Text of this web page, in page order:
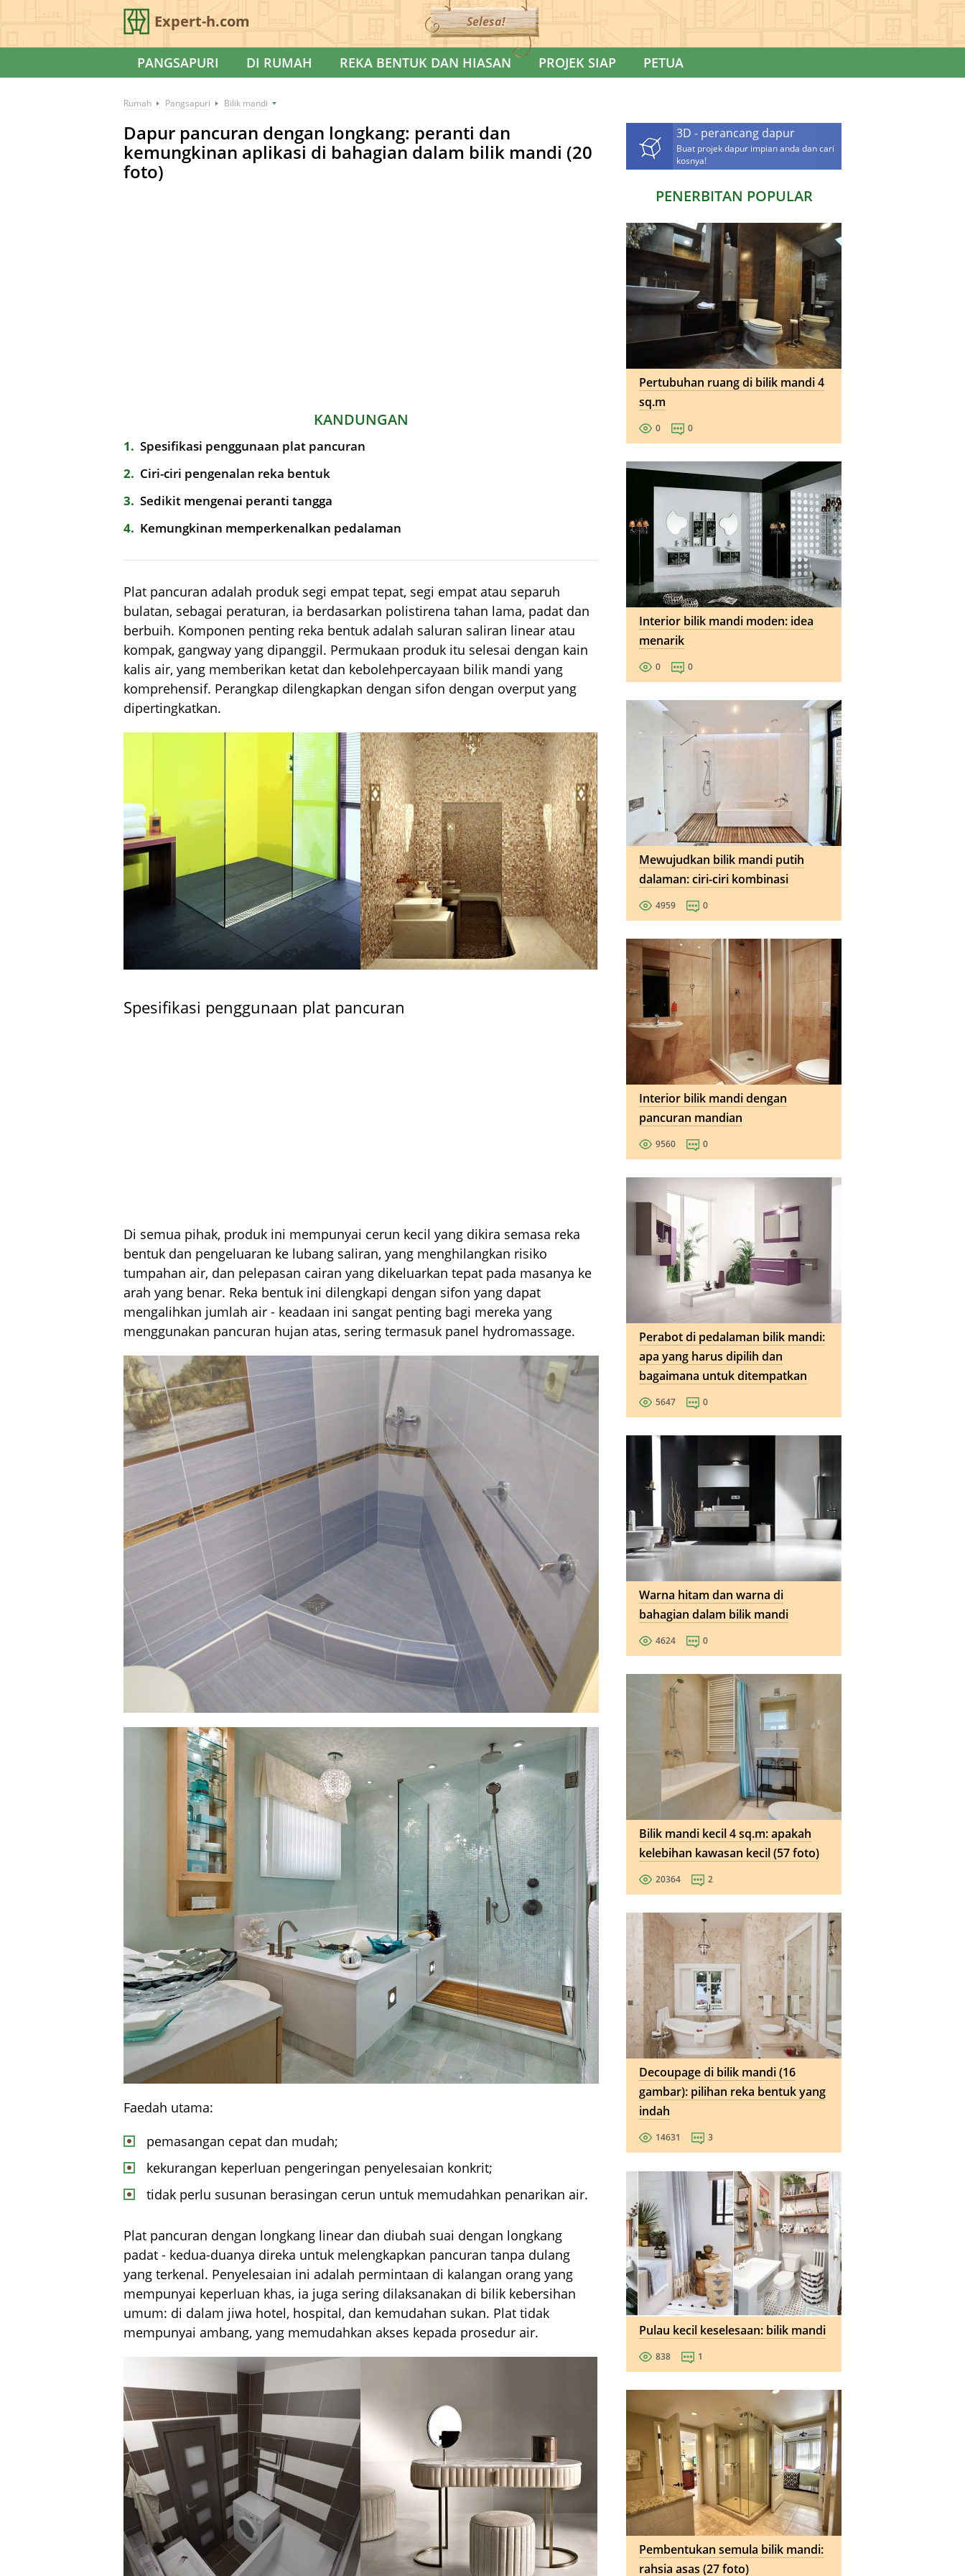
Expert-h.com Selesa!
PANGSAPURI DI RUMAH REKA BENTUK DAN HIASAN PROJEK SIAP PETUA
Rumah Pangsapuri Bilik mandi
Dapur pancuran dengan longkang: peranti dan
kemungkinan aplikasi di bahagian dalam bilik mandi (20
foto)
KANDUNGAN
1
Spesifikasi penggunaan plat pancuran
2
Ciri-ciri pengenalan reka bentuk
3
Sedikit mengenai peranti tangga
4
Kemungkinan memperkenalkan pedalaman
Plat pancuran adalah produk segi empat tepat, segi empat atau separuh
bulatan, sebagai peraturan, ia berdasarkan polistirena tahan lama, padat dan
berbuih. Komponen penting reka bentuk adalah saluran saliran linear atau
kompak, gangway yang dipanggil. Permukaan produk itu selesai dengan kain
kalis air, yang memberikan ketat dan kebolehpercayaan bilik mandi yang
komprehensif. Perangkap dilengkapkan dengan sifon dengan overput yang
dipertingkatkan.
Spesifikasi penggunaan plat pancuran
Di semua pihak, produk ini mempunyai cerun kecil yang dikira semasa reka
bentuk dan pengeluaran ke lubang saliran, yang menghilangkan risiko
tumpahan air, dan pelepasan cairan yang dikeluarkan tepat pada masanya ke
arah yang benar. Reka bentuk ini dilengkapi dengan sifon yang dapat
mengalihkan jumlah air - keadaan ini sangat penting bagi mereka yang
menggunakan pancuran hujan atas, sering termasuk panel hydromassage.
Faedah utama:
pemasangan cepat dan mudah;
kekurangan keperluan pengeringan penyelesaian konkrit;
tidak perlu susunan berasingan cerun untuk memudahkan penarikan air.
Plat pancuran dengan longkang linear dan diubah suai dengan longkang
padat - kedua-duanya direka untuk melengkapkan pancuran tanpa dulang
yang terkenal. Penyelesaian ini adalah permintaan di kalangan orang yang
mempunyai keperluan khas, ia juga sering dilaksanakan di bilik kebersihan
umum: di dalam jiwa hotel, hospital, dan kemudahan sukan. Plat tidak
mempunyai ambang, yang memudahkan akses kepada prosedur air.
3D - perancang dapur
Buat projek dapur impian anda dan cari
kosnya!
PENERBITAN POPULAR
Pertubuhan ruang di bilik mandi 4
sq.m
0 0
Interior bilik mandi moden: idea
menarik
0 0
Mewujudkan bilik mandi putih
dalaman: ciri-ciri kombinasi
4959 0
Interior bilik mandi dengan
pancuran mandian
9560 0
Perabot di pedalaman bilik mandi:
apa yang harus dipilih dan
bagaimana untuk ditempatkan
5647 0
Warna hitam dan warna di
bahagian dalam bilik mandi
4624 0
Bilik mandi kecil 4 sq.m: apakah
kelebihan kawasan kecil (57 foto)
20364 2
Decoupage di bilik mandi (16
gambar): pilihan reka bentuk yang
indah
14631 3
Pulau kecil keselesaan: bilik mandi
838 1
Pembentukan semula bilik mandi:
rahsia asas (27 foto)